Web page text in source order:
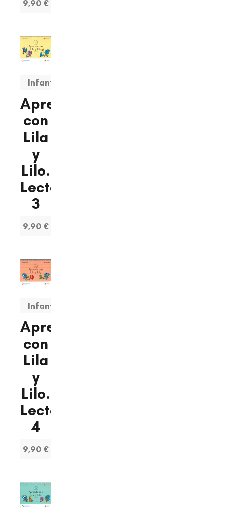
9,90 €
Infantil
Aprendo
con
Lila
y
Lilo.
Lectoescritura
3
9,90 €
Infantil
Aprendo
con
Lila
y
Lilo.
Lectoescritura
4
9,90 €